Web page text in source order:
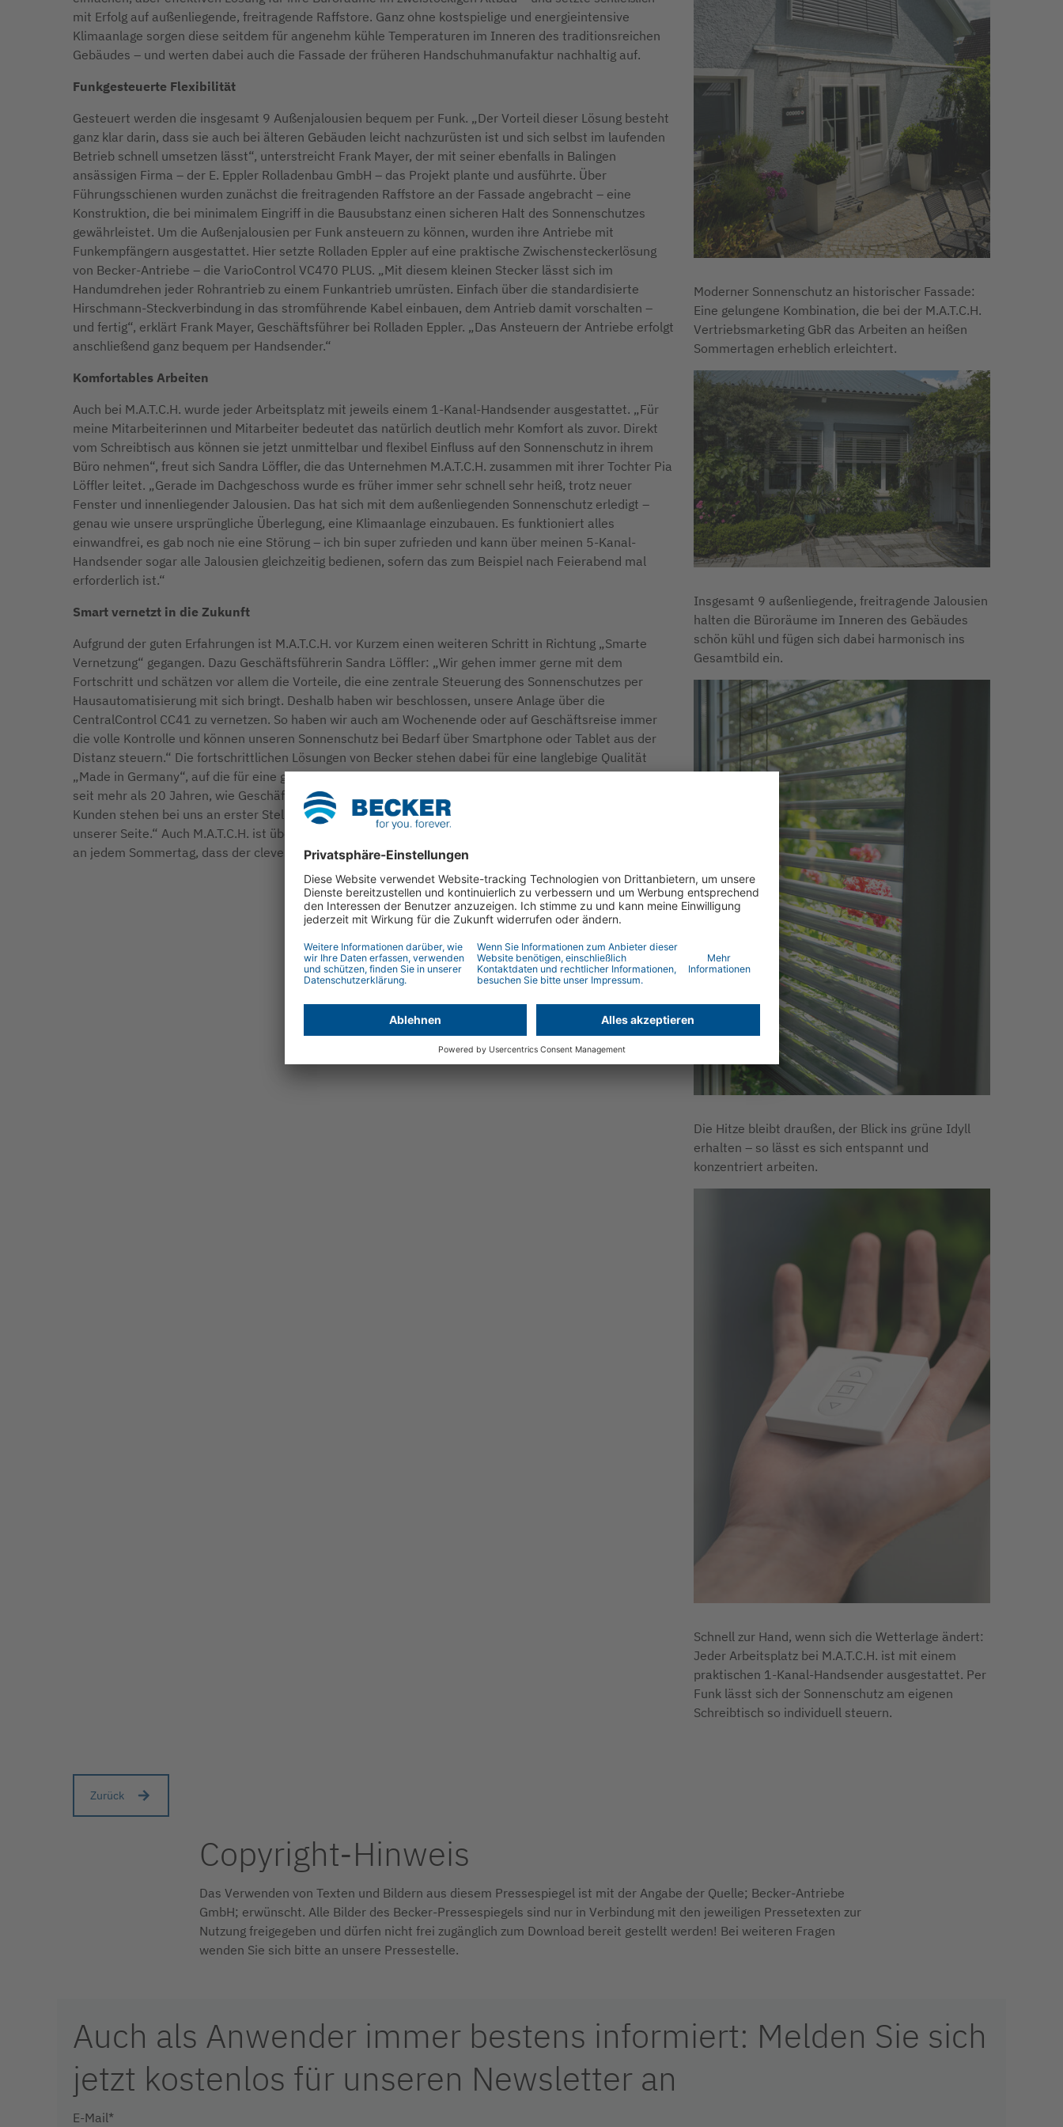
mit Erfolg auf außenliegende, freitragende Raffstore. Ganz ohne kostspielige und energieintensive
Klimaanlage sorgen diese seitdem für angenehm kühle Temperaturen im Inneren des traditionsreichen
Gebäudes – und werten dabei auch die Fassade der früheren Handschuhmanufaktur nachhaltig auf.
Funkgesteuerte Flexibilität
Gesteuert werden die insgesamt 9 Außenjalousien bequem per Funk. „Der Vorteil dieser Lösung besteht
ganz klar darin, dass sie auch bei älteren Gebäuden leicht nachzurüsten ist und sich selbst im laufenden
Betrieb schnell umsetzen lässt“, unterstreicht Frank Mayer, der mit seiner ebenfalls in Balingen
ansässigen Firma – der E. Eppler Rolladenbau GmbH – das Projekt plante und ausführte. Über
Führungsschienen wurden zunächst die freitragenden Raffstore an der Fassade angebracht – eine
Konstruktion, die bei minimalem Eingriff in die Bausubstanz einen sicheren Halt des Sonnenschutzes
gewährleistet. Um die Außenjalousien per Funk ansteuern zu können, wurden ihre Antriebe mit
Funkempfängern ausgestattet. Hier setzte Rolladen Eppler auf eine praktische Zwischensteckerlösung
von Becker-Antriebe – die VarioControl VC470 PLUS. „Mit diesem kleinen Stecker lässt sich im
Handumdrehen jeder Rohrantrieb zu einem Funkantrieb umrüsten. Einfach über die standardisierte
Hirschmann-Steckverbindung in das stromführende Kabel einbauen, dem Antrieb damit vorschalten –
und fertig“, erklärt Frank Mayer, Geschäftsführer bei Rolladen Eppler. „Das Ansteuern der Antriebe erfolgt
anschließend ganz bequem per Handsender.“
Komfortables Arbeiten
Auch bei M.A.T.C.H. wurde jeder Arbeitsplatz mit jeweils einem 1-Kanal-Handsender ausgestattet. „Für
meine Mitarbeiterinnen und Mitarbeiter bedeutet das natürlich deutlich mehr Komfort als zuvor. Direkt
vom Schreibtisch aus können sie jetzt unmittelbar und flexibel Einfluss auf den Sonnenschutz in ihrem
Büro nehmen“, freut sich Sandra Löffler, die das Unternehmen M.A.T.C.H. zusammen mit ihrer Tochter Pia
Löffler leitet. „Gerade im Dachgeschoss wurde es früher immer sehr schnell sehr heiß, trotz neuer
Fenster und innenliegender Jalousien. Das hat sich mit dem außenliegenden Sonnenschutz erledigt –
genau wie unsere ursprüngliche Überlegung, eine Klimaanlage einzubauen. Es funktioniert alles
einwandfrei, es gab noch nie eine Störung – ich bin super zufrieden und kann über meinen 5-Kanal-
Handsender sogar alle Jalousien gleichzeitig bedienen, sofern das zum Beispiel nach Feierabend mal
erforderlich ist.“
Smart vernetzt in die Zukunft
Aufgrund der guten Erfahrungen ist M.A.T.C.H. vor Kurzem einen weiteren Schritt in Richtung „Smarte
Vernetzung“ gegangen. Dazu Geschäftsführerin Sandra Löffler: „Wir gehen immer gerne mit dem
Fortschritt und schätzen vor allem die Vorteile, die eine zentrale Steuerung des Sonnenschutzes per
Hausautomatisierung mit sich bringt. Deshalb haben wir beschlossen, unsere Anlage über die
CentralControl CC41 zu vernetzen. So haben wir auch am Wochenende oder auf Geschäftsreise immer
die volle Kontrolle und können unseren Sonnenschutz bei Bedarf über Smartphone oder Tablet aus der
Distanz steuern.“ Die fortschrittlichen Lösungen von Becker stehen dabei für eine langlebige Qualität
„Made in Germany“, auf die für eine gefühlte Ewigkeit Verlass ist. Darauf vertraut auch Rolladen Eppler
seit mehr als 20 Jahren, wie Geschäftsführer Frank Mayer unterstreicht: „Qualität und zufriedene
Kunden stehen bei uns an erster Stelle – und da wissen wir mit Becker genau den richtigen Partner an
unserer Seite.“ Auch M.A.T.C.H. ist überzeugt, die richtige Entscheidung getroffen zu haben und freut sich
an jedem Sommertag, dass der clever automatisierte Sonnenschutz zu neuer Höchstform aufläuft.
Moderner Sonnenschutz an historischer Fassade:
Eine gelungene Kombination, die bei der M.A.T.C.H.
Vertriebsmarketing GbR das Arbeiten an heißen
Sommertagen erheblich erleichtert.
Insgesamt 9 außenliegende, freitragende Jalousien
halten die Büroräume im Inneren des Gebäudes
schön kühl und fügen sich dabei harmonisch ins
Gesamtbild ein.
Die Hitze bleibt draußen, der Blick ins grüne Idyll
erhalten – so lässt es sich entspannt und
konzentriert arbeiten.
Schnell zur Hand, wenn sich die Wetterlage ändert:
Jeder Arbeitsplatz bei M.A.T.C.H. ist mit einem
praktischen 1-Kanal-Handsender ausgestattet. Per
Funk lässt sich der Sonnenschutz am eigenen
Schreibtisch so individuell steuern.
Zurück
Copyright-Hinweis
Das Verwenden von Texten und Bildern aus diesem Pressespiegel ist mit der Angabe der Quelle; Becker-Antriebe
GmbH; erwünscht. Alle Bilder des Becker-Pressespiegels sind nur in Verbindung mit den jeweiligen Pressetexten zur
Nutzung freigegeben und dürfen nicht frei zugänglich zum Download bereit gestellt werden! Bei weiteren Fragen
wenden Sie sich bitte an unsere Pressestelle.
Auch als Anwender immer bestens informiert: Melden Sie sich
jetzt kostenlos für unseren Newsletter an
E-Mail*